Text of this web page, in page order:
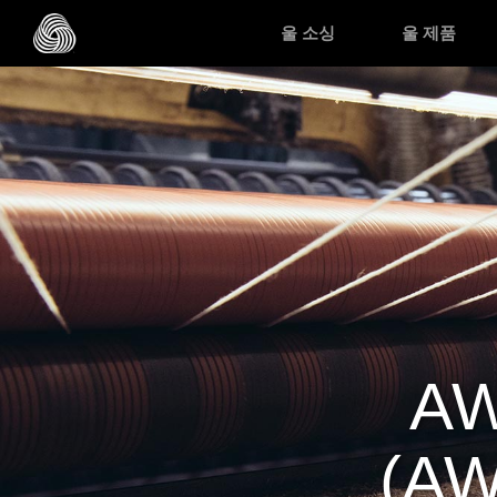
메인 콘텐츠로 건너뛰기
울 소싱 울 제품